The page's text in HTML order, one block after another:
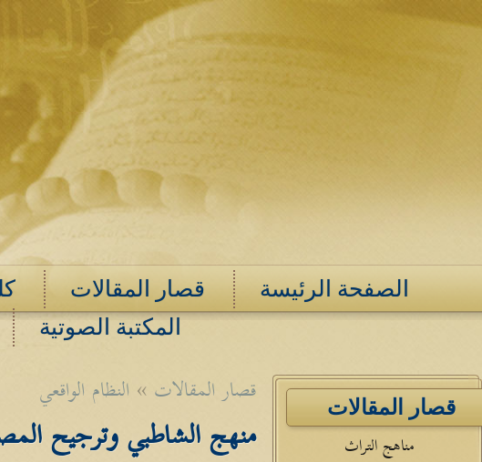
الصفحة الرئيسة قصار المقالات
المكتبة الصوتية
قصار المقالات » النظام الواقعي
منهج الشاطبي وترجيح
قصار المقالات
مناهج التراث